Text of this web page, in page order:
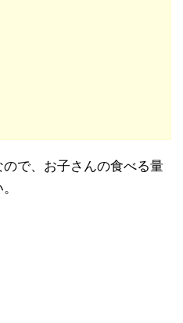
で、お子さんの食べる量